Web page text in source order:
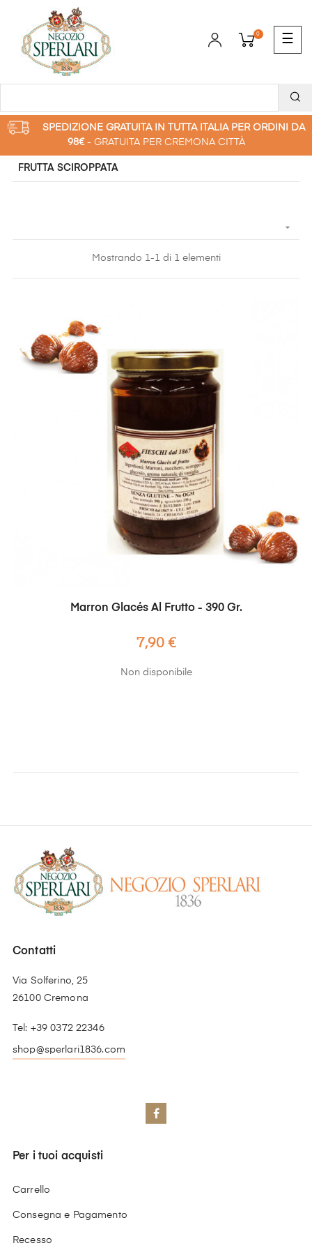
☰
0
SPEDIZIONE GRATUITA IN TUTTA ITALIA PER ORDINI DA
98€ - GRATUITA PER CREMONA CITTÀ
FRUTTA SCIROPPATA

Mostrando 1-1 di 1 elementi
Marron Glacés Al Frutto - 390 Gr.
Prezzo
7,90 €
Non disponibile
Contatti
Via Solferino, 25
26100 Cremona
Tel: +39 0372 22346
shop@sperlari1836.com
Per i tuoi acquisti
Carrello
Consegna e Pagamento
Recesso